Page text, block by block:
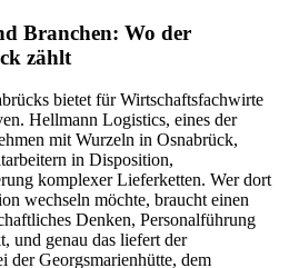
Branchen: Wo der
zählt
bietet für Wirtschaftsfachwirte
Hellmann Logistics, eines der
mit Wurzeln in Osnabrück,
in Disposition,
komplexer Lieferketten. Wer dort
wechseln möchte, braucht einen
Denken, Personalführung
und genau das liefert der
der Georgsmarienhütte, dem